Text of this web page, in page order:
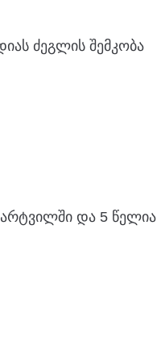
ძეგლის შემკობა
და 5 წელია